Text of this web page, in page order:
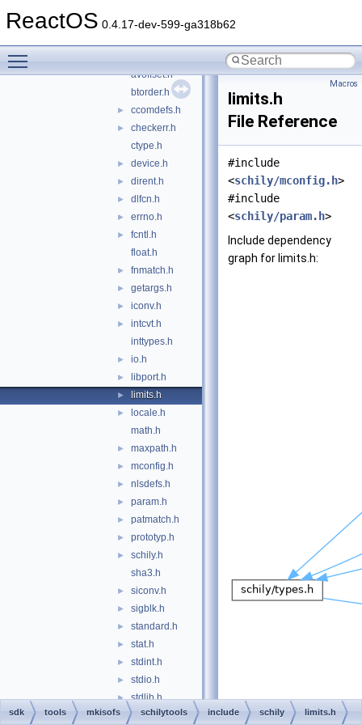
ReactOS 0.4.17-dev-599-ga318b62
align.h
avoffset.h
btorder.h
► ccomdefs.h
►
checkerr.h
ctype.h
► device.h
► dirent.h
► dlfcn.h
► errno.h
►
fcntl.h
float.h
► fnmatch.h
► getargs.h
► iconv.h
►
intcvt.h
inttypes.h
► io.h
► libport.h
► limits.h
►
locale.h
math.h
► maxpath.h
► mconfig.h
► nlsdefs.h
► param.h
► patmatch.h
► prototyp.h
►
schily.h
sha3.h
► siconv.h
► sigblk.h
► standard.h
► stat.h
► stdint.h
► stdio.h
► stdlib.h
► string.h
Macros
limits.h
File Reference
#include
<schily/mconfig.h>
#include
<schily/param.h>
Include dependency
graph for limits.h:
sdk tools mkisofs schilytools include schily limits.h